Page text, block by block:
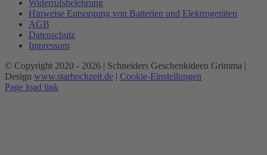
Widerrufsbelehrung
Hinweise Entsorgung von Batterien und Elektrogeräten
AGB
Datenschutz
Impressum
© Copyright 2020 - 2026 | Schneiders Geschenkideen Grimma |
Design www.starhochzeit.de | Cookie-Einstellungen
Page load link